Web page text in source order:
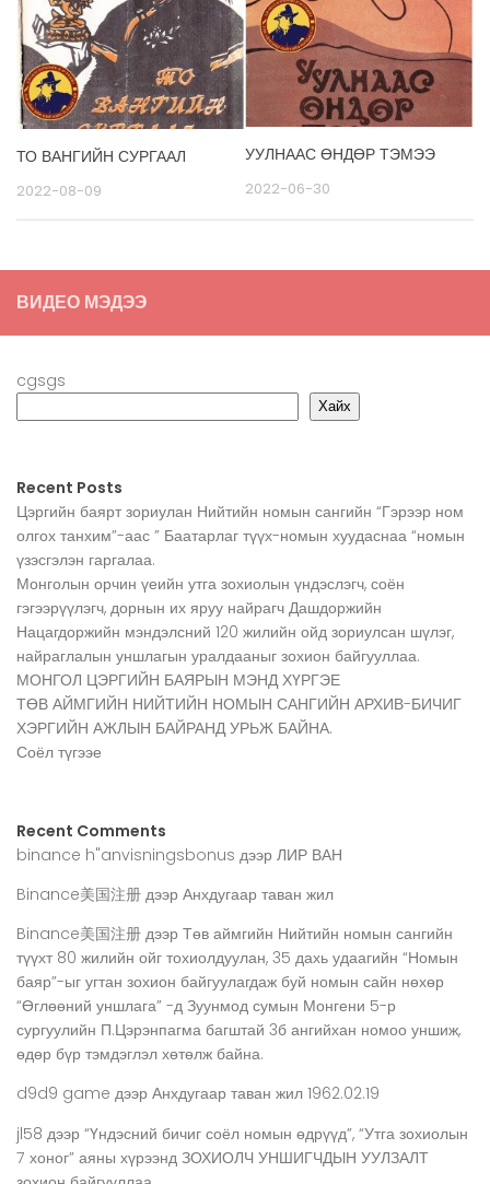
ТО ВАНГИЙН СУРГААЛ
2022-08-09
УУЛНААС ӨНДӨР ТЭМЭЭ
2022-06-30
ВИДЕО МЭДЭЭ
cgsgs
Хайх
Recent Posts
Цэргийн баярт зориулан Нийтийн номын сангийн “Гэрээр ном
олгох танхим”-аас ” Баатарлаг түүх-номын хуудаснаа “номын
үзэсгэлэн гаргалаа.
Монголын орчин үеийн утга зохиолын үндэслэгч, соён
гэгээрүүлэгч, дорнын их яруу найрагч Дашдоржийн
Нацагдоржийн мэндэлсний 120 жилийн ойд зориулсан шүлэг,
найраглалын уншлагын уралдааныг зохион байгууллаа.
МОНГОЛ ЦЭРГИЙН БАЯРЫН МЭНД ХҮРГЭЕ
ТӨВ АЙМГИЙН НИЙТИЙН НОМЫН САНГИЙН АРХИВ-БИЧИГ
ХЭРГИЙН АЖЛЫН БАЙРАНД УРЬЖ БАЙНА.
Соёл түгээе
Recent Comments
binance h"anvisningsbonus дээр ЛИР ВАН
Binance美国注册 дээр Анхдугаар таван жил
Binance美国注册 дээр Төв аймгийн Нийтийн номын сангийн
түүхт 80 жилийн ойг тохиолдуулан, 35 дахь удаагийн “Номын
баяр”-ыг угтан зохион байгуулагдаж буй номын сайн нөхөр
“Өглөөний уншлага” -д Зуунмод сумын Монгени 5-р
сургуулийн П.Цэрэнпагма багштай 3б ангийхан номоо уншиж,
өдөр бүр тэмдэглэл хөтөлж байна.
d9d9 game дээр Анхдугаар таван жил 1962.02.19
jl58 дээр “Үндэсний бичиг соёл номын өдрүүд”, “Утга зохиолын
7 хоног” аяны хүрээнд ЗОХИОЛЧ УНШИГЧДЫН УУЛЗАЛТ